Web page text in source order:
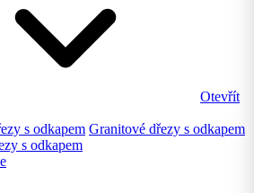
Otevřít
s odkapem Granitové dřezy s odkapem
s odkapem